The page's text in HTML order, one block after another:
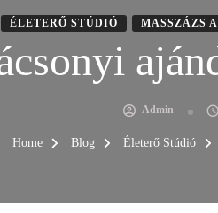
ÉLETERŐ STÚDIÓ MASSZÁZS
Admin
Home Blog Életerő Stúdió